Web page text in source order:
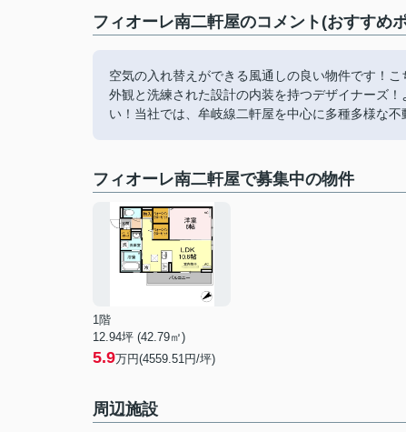
フィオーレ南二軒屋のコメント(おすすめ
空気の入れ替えができる風通しの良い物件です！
外観と洗練された設計の内装を持つデザイナーズ
い！当社では、牟岐線二軒屋を中心に多種多様な
フィオーレ南二軒屋で募集中の物件
1階
12.94坪 (42.79㎡)
5.9万円(4559.51円/坪)
周辺施設